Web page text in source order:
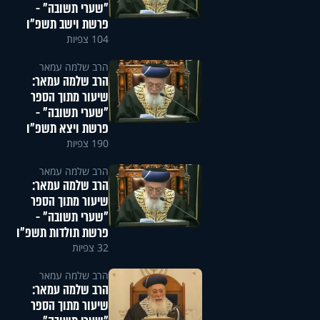
"שערי תשובה" -
פרשת וישב תשפ"ו
104 צפיות
הרב שלמה עמאר
הרב שלמה עמאר:
שיעור מתוך הספר
"שערי תשובה" -
פרשת ויצא תשפ"ו
190 צפיות
הרב שלמה עמאר
הרב שלמה עמאר:
שיעור מתוך הספר
"שערי תשובה" -
פרשת תולדות תשפ"ו
32 צפיות
הרב שלמה עמאר
הרב שלמה עמאר:
שיעור מתוך הספר